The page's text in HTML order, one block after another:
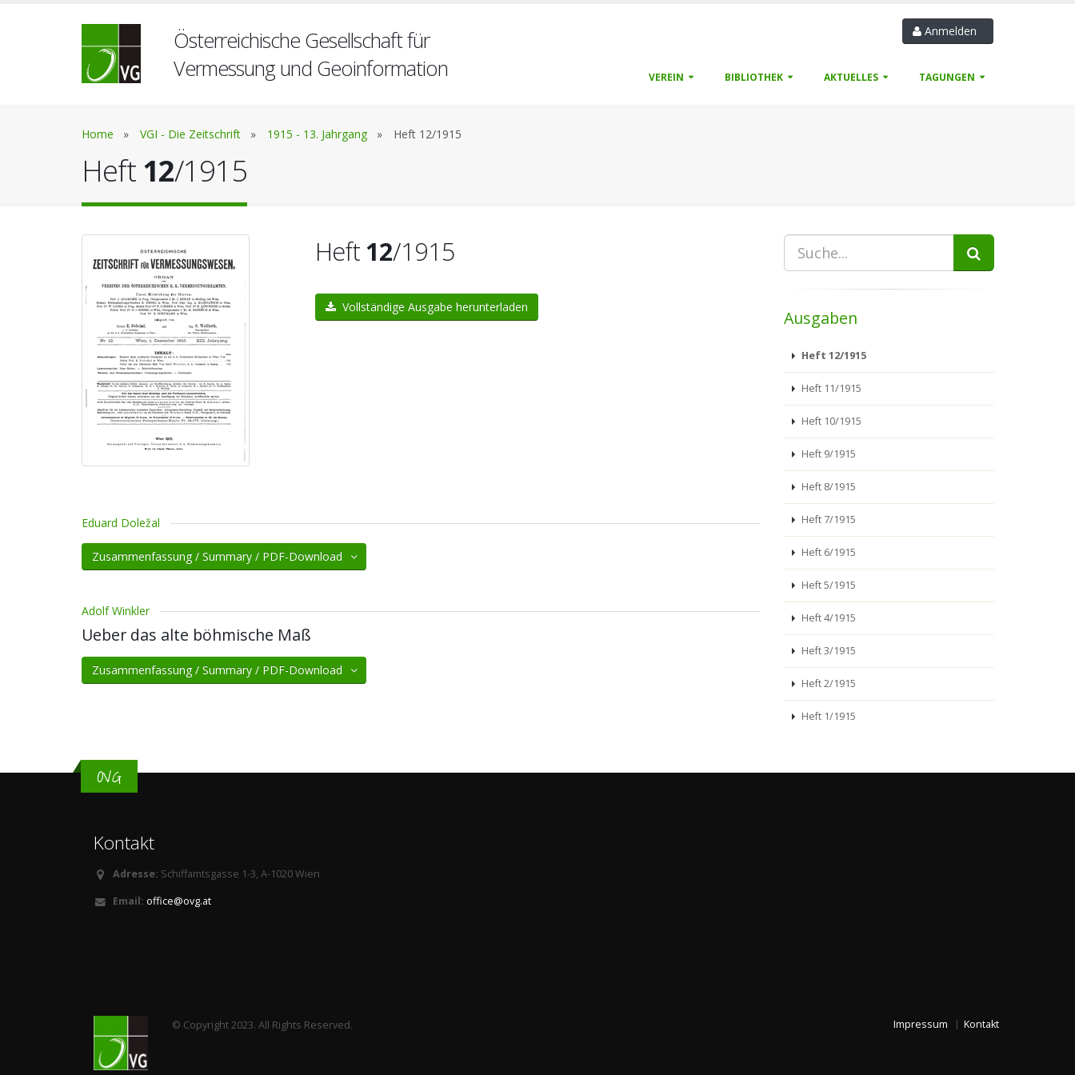
Österreichische Gesellschaft für
Vermessung und Geoinformation
Anmelden
VEREIN BIBLIOTHEK AKTUELLES TAGUNGEN
Home » VGI - Die Zeitschrift » 1915 - 13. Jahrgang » Heft 12/1915
Heft 12/1915
Heft12/1915
Vollständige Ausgabe herunterladen
Eduard Doležal
Zusammenfassung / Summary / PDF-Download
Adolf Winkler
Ueber das alte böhmische Maß
Zusammenfassung / Summary / PDF-Download
Ausgaben
Heft 12/1915
Heft 11/1915
Heft 10/1915
Heft 9/1915
Heft 8/1915
Heft 7/1915
Heft 6/1915
Heft 5/1915
Heft 4/1915
Heft 3/1915
Heft 2/1915
Heft 1/1915
OVG
Kontakt
Adresse: Schiffamtsgasse 1-3, A-1020 Wien
Email: office@ovg.at
© Copyright 2023. All Rights Reserved. Impressum Kontakt